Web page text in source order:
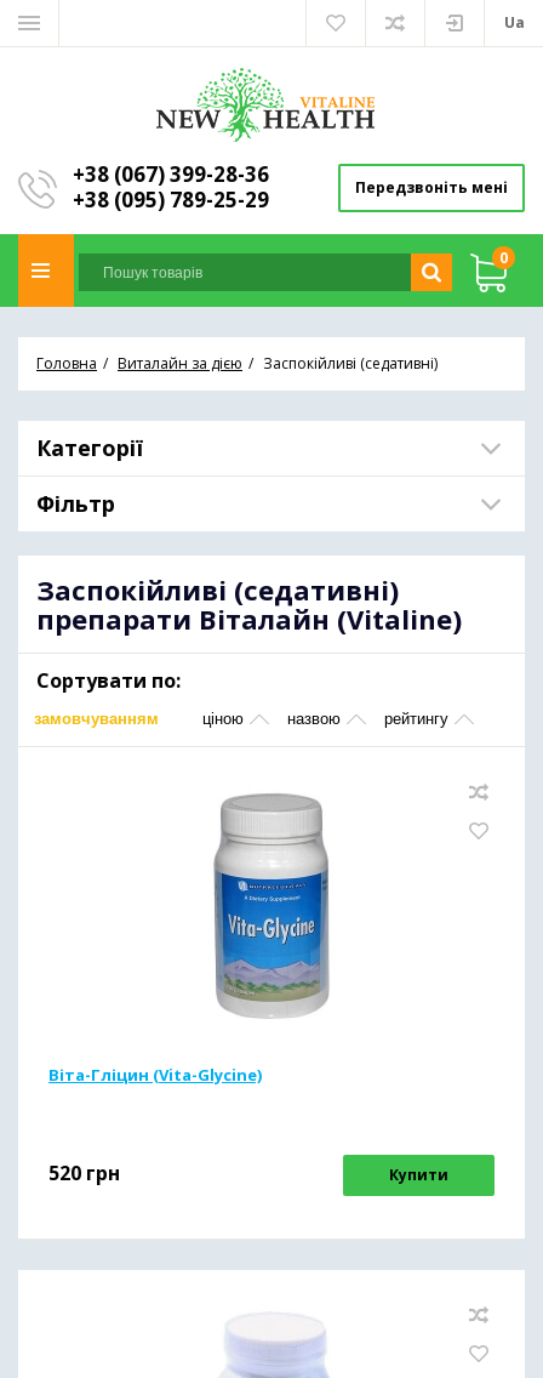
Ua
+38 (067) 399-28-36
+38 (095) 789-25-29
Передзвоніть мені
0
Головна Виталайн за дією Заспокійливі (седативні)
Категорії
Фільтр
Заспокійливі (седативні)
препарати Віталайн (Vitaline)
Сортувати по:
замовчуванням ціною назвою рейтингу
Віта-Гліцин (Vita-Glycine)
520 грн Купити